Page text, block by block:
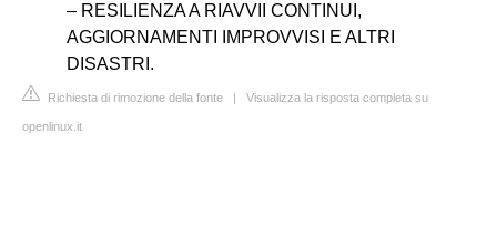
– RESILIENZA A RIAVVII CONTINUI,
AGGIORNAMENTI IMPROVVISI E ALTRI
DISASTRI.
Richiesta di rimozione della fonte | Visualizza la risposta completa su
openlinux.it